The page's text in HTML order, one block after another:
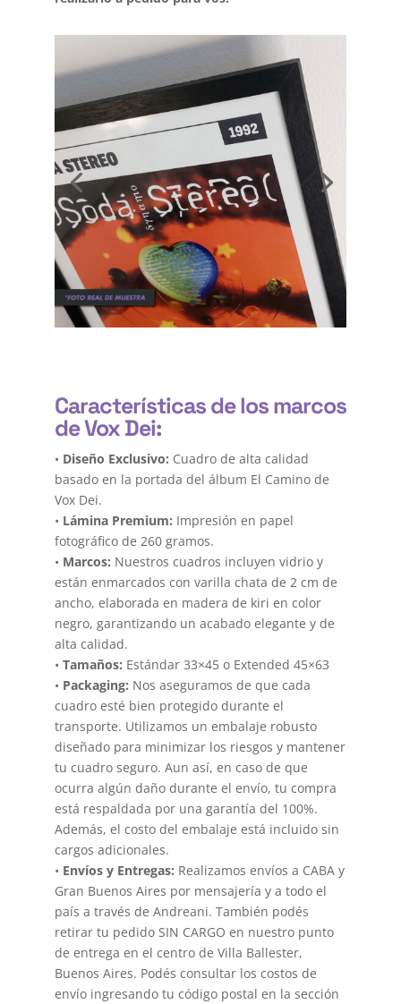
Características de los marcos
de Vox Dei:
• Diseño Exclusivo: Cuadro de alta calidad
basado en la portada del álbum El Camino de
Vox Dei.
• Lámina Premium: Impresión en papel
fotográfico de 260 gramos.
• Marcos: Nuestros cuadros incluyen vidrio y
están enmarcados con varilla chata de 2 cm de
ancho, elaborada en madera de kiri en color
negro, garantizando un acabado elegante y de
alta calidad.
• Tamaños: Estándar 33×45 o Extended 45×63
• Packaging: Nos aseguramos de que cada
cuadro esté bien protegido durante el
transporte. Utilizamos un embalaje robusto
diseñado para minimizar los riesgos y mantener
tu cuadro seguro. Aun así, en caso de que
ocurra algún daño durante el envío, tu compra
está respaldada por una garantía del 100%.
Además, el costo del embalaje está incluido sin
cargos adicionales.
• Envíos y Entregas: Realizamos envíos a CABA y
Gran Buenos Aires por mensajería y a todo el
país a través de Andreani. También podés
retirar tu pedido SIN CARGO en nuestro punto
de entrega en el centro de Villa Ballester,
Buenos Aires. Podés consultar los costos de
envío ingresando tu código postal en la sección